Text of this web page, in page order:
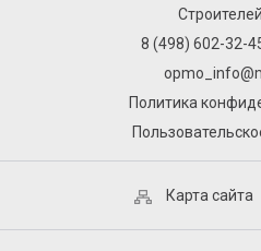
8 (498) 602-32-
Политика
Карта сайта